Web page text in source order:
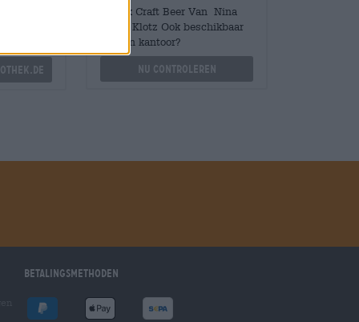
Is 99 x Craft Beer Van Nina
Anika Klotz Ook beschikbaar
in mijn kantoor?
Nu controleren
Betalingsmethoden